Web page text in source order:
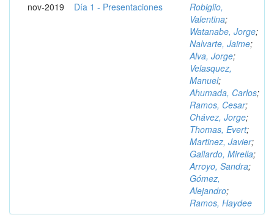
nov-2019 Día 1 - Presentaciones
Robiglio,
Valentina;
Watanabe, Jorge;
Nalvarte, Jaime;
Alva, Jorge;
Velasquez,
Manuel;
Ahumada, Carlos;
Ramos, Cesar;
Chávez, Jorge;
Thomas, Evert;
Martinez, Javier;
Gallardo, Mirella;
Arroyo, Sandra;
Gómez,
Alejandro;
Ramos, Haydee